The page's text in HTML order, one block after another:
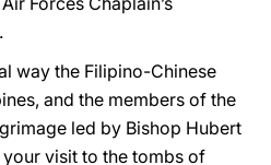
way the Filipino-Chinese
and the members of the
led by Bishop Hubert
visit to the tombs of